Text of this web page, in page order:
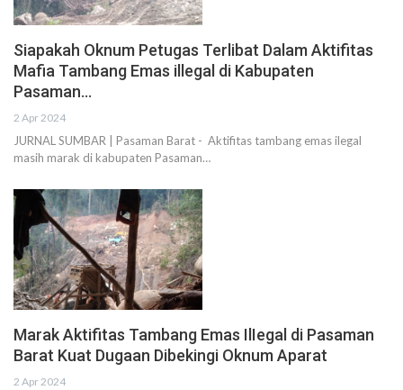
Siapakah Oknum Petugas Terlibat Dalam Aktifitas
Mafia Tambang Emas illegal di Kabupaten
Pasaman…
2 Apr 2024
JURNAL SUMBAR | Pasaman Barat - Aktifitas tambang emas ilegal
masih marak di kabupaten Pasaman…
Marak Aktifitas Tambang Emas IlIegal di Pasaman
Barat Kuat Dugaan Dibekingi Oknum Aparat
2 Apr 2024